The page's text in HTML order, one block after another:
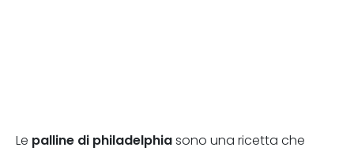
Le palline di philadelphia sono una ricetta che